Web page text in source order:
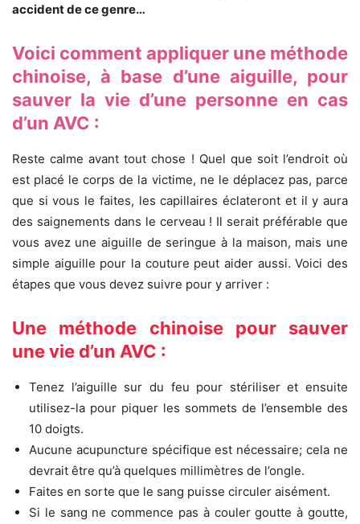
accident de ce genre…
Voici comment appliquer une méthode
chinoise, à base d’une aiguille, pour
sauver la vie d’une personne en cas
d’un AVC :
Reste calme avant tout chose ! Quel que soit l’endroit où
est placé le corps de la victime, ne le déplacez pas, parce
que si vous le faites, les capillaires éclateront et il y aura
des saignements dans le cerveau ! Il serait préférable que
vous avez une aiguille de seringue à la maison, mais une
simple aiguille pour la couture peut aider aussi. Voici des
étapes que vous devez suivre pour y arriver :
Une méthode chinoise pour sauver
une vie d’un AVC :
Tenez l’aiguille sur du feu pour stériliser et ensuite
utilisez-la pour piquer les sommets de l’ensemble des
10 doigts.
Aucune acupuncture spécifique est nécessaire; cela ne
devrait être qu’à quelques millimètres de l’ongle.
Faites en sorte que le sang puisse circuler aisément.
Si le sang ne commence pas à couler goutte à goutte,